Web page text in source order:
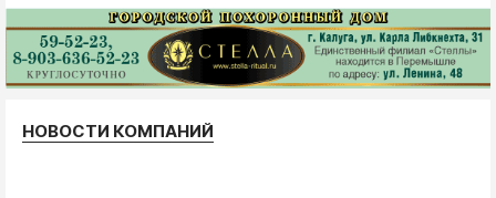
НОВОСТИ КОМПАНИЙ